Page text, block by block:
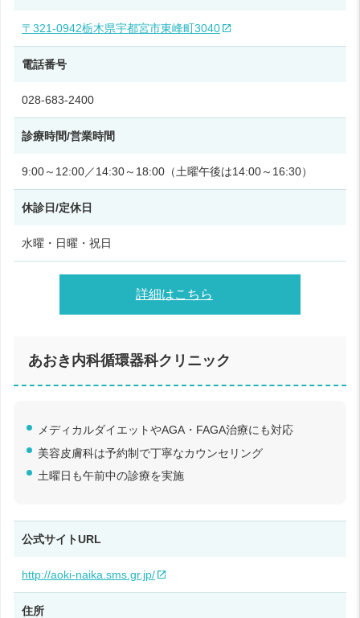
〒321-0942栃木県宇都宮市東峰町3040
電話番号
028-683-2400
診療時間/営業時間
9:00～12:00／14:30～18:00（土曜午後は14:00～16:30）
休診日/定休日
水曜・日曜・祝日
詳細はこちら
あおき内科循環器科クリニック
メディカルダイエットやAGA・FAGA治療にも対応
美容皮膚科は予約制で丁寧なカウンセリング
土曜日も午前中の診療を実施
公式サイトURL
http://aoki-naika.sms.gr.jp/
住所